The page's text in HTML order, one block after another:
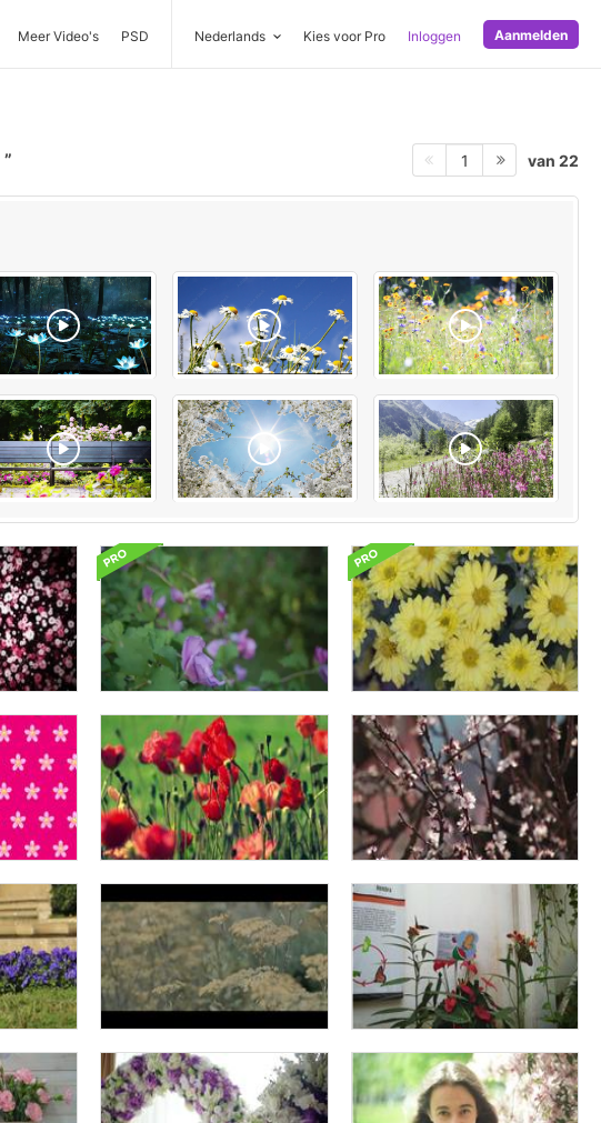
Meer Video's PSD Nederlands Kies voor Pro Inloggen Aanmelden
1 van 22